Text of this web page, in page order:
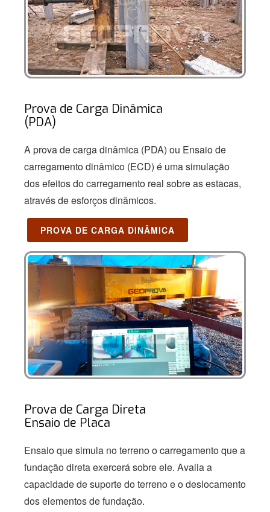
Prova de Carga Dinâmica
(PDA)
A prova de carga dinâmica (PDA) ou Ensaio de
carregamento dinâmico (ECD) é uma simulação
dos efeitos do carregamento real sobre as estacas,
através de esforços dinâmicos.
PROVA DE CARGA DINÂMICA
Prova de Carga Direta
Ensaio de Placa
Ensaio que simula no terreno o carregamento que a
fundação direta exercerá sobre ele. Avalia a
capacidade de suporte do terreno e o deslocamento
dos elementos de fundação.